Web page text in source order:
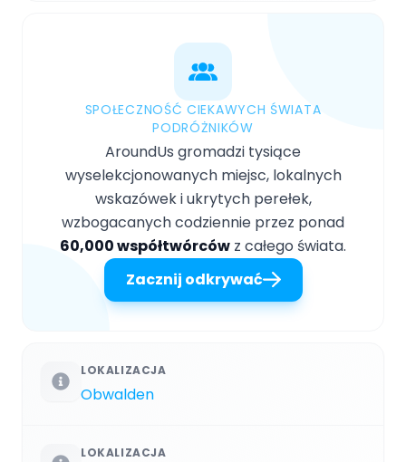
SPOŁECZNOŚĆ CIEKAWYCH ŚWIATA
PODRÓŻNIKÓW
AroundUs gromadzi tysiące
wyselekcjonowanych miejsc, lokalnych
wskazówek i ukrytych perełek,
wzbogacanych codziennie przez ponad
60,000 współtwórców z całego świata.
Zacznij odkrywać
LOKALIZACJA
Obwalden
LOKALIZACJA